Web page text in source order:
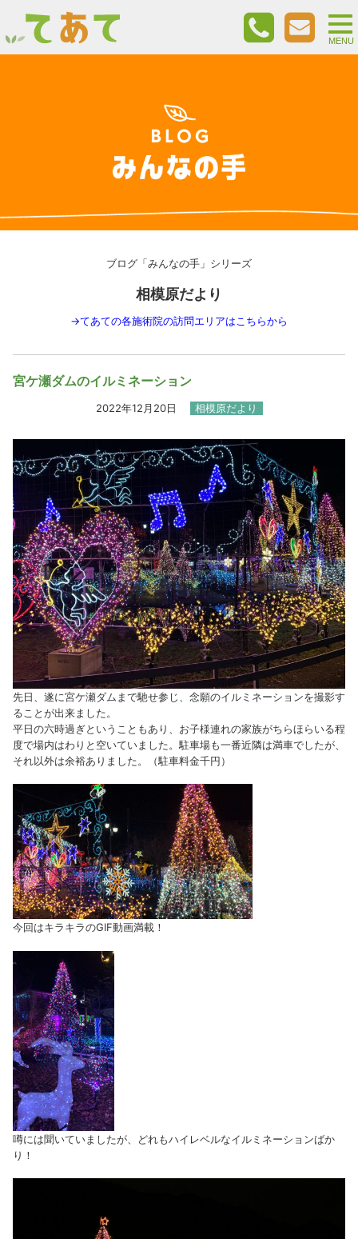
ブログ「みんなの手」シリーズ
相模原だより
→てあての各施術院の訪問エリアはこちらから
宮ケ瀬ダムのイルミネーション
2022年12月20日 相模原だより
先日、遂に宮ケ瀬ダムまで馳せ参じ、念願のイルミネーションを撮影す
ることが出来ました。
平日の六時過ぎということもあり、お子様連れの家族がちらほらいる程
度で場内はわりと空いていました。駐車場も一番近隣は満車でしたが、
それ以外は余裕ありました。（駐車料金千円）
今回はキラキラのGIF動画満載！
噂には聞いていましたが、どれもハイレベルなイルミネーションばか
り！
MENU